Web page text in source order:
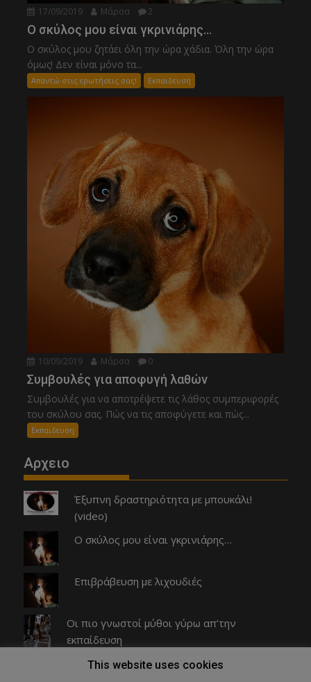
17/09/2019 Μάρσα 2
Ο σκύλος μου είναι γκρινιάρης…
Ο σκύλος μου ζητάει όλη την ώρα χάδια. Όλη την ώρα
όμως! Δεν είναι μόνο τα...
Απαντώ στις ερωτήσεις σας! Εκπαιδευση
10/09/2019 Μάρσα 0
Συμβουλές για αποφυγή λαθών
Συμβουλές για να αποτρέψετε τις λάθος συμπεριφορές
του σκύλου σας. Πώς να τις αποφύγετε και πώς...
Εκπαιδευση
Αρχειο
Έξυπνη δραστηριότητα με μπουκάλι!
(video)
Ο σκύλος μου είναι γκρινιάρης…
Επιβράβευση με λιχουδιές
Οι πιο γνωστοί μύθοι γύρω απ’την
εκπαίδευση
Πώς να σταματήσεις το επίμονο γάβγισμα
This website uses cookies